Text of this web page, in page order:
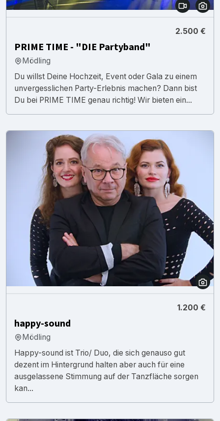
2.500 €
PRIME TIME - "DIE Partyband"
Mödling
Du willst Deine Hochzeit, Event oder Gala zu einem
unvergesslichen Party-Erlebnis machen? Dann bist
Du bei PRIME TIME genau richtig! Wir bieten ein...
1.200 €
happy-sound
Mödling
Happy-sound ist Trio/ Duo, die sich genauso gut
dezent im Hintergrund halten aber auch für eine
ausgelassene Stimmung auf der Tanzfläche sorgen
kan...